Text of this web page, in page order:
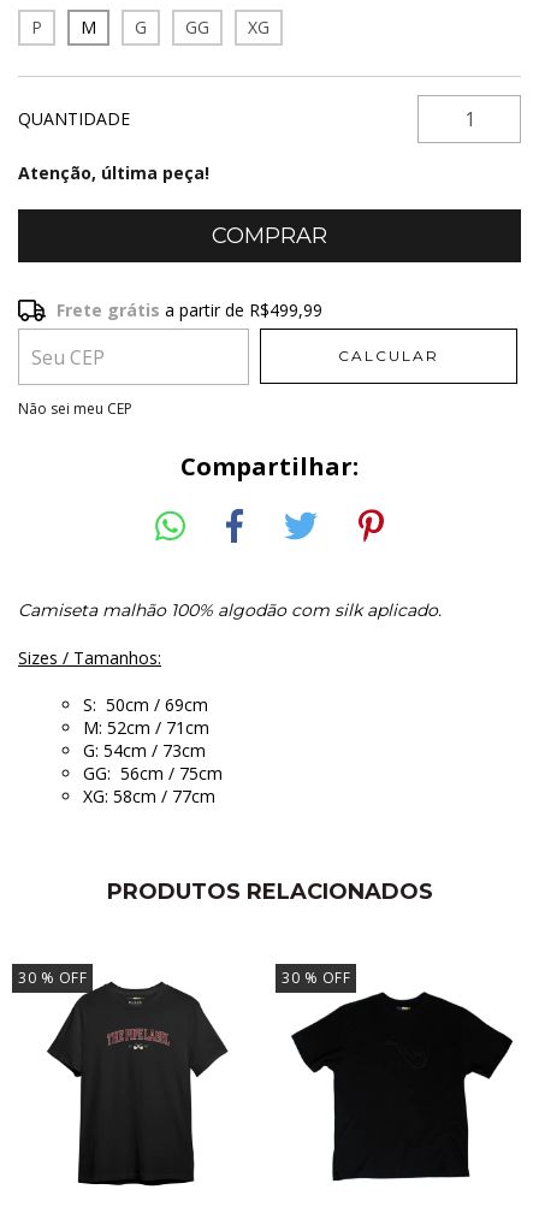
P
M G GG XG
QUANTIDADE
Atenção, última peça!
Frete grátis R$499,99
Entregas para o CEP:
Frete grátis a partir de R$499,99
CALCULAR
Não sei meu CEP
Compartilhar:
Camiseta malhão 100% algodão com silk aplicado.
Sizes / Tamanhos:
S: 50cm / 69cm
M: 52cm / 71cm
G: 54cm / 73cm
GG: 56cm / 75cm
XG: 58cm / 77cm
PRODUTOS RELACIONADOS
30 % OFF 30 % OFF